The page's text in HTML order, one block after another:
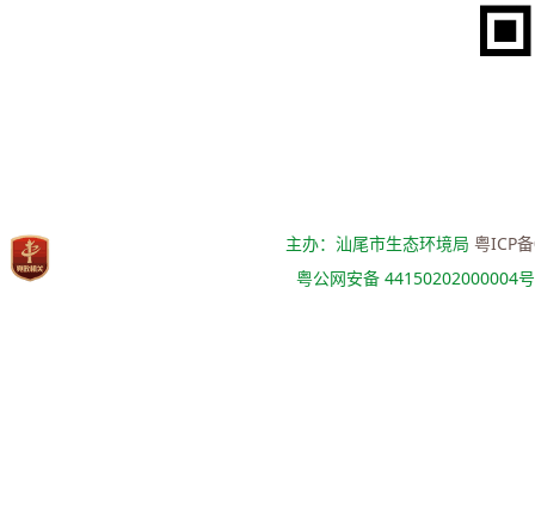
主办：汕尾市生态环境局粤ICP
粤公网安备 44150202000004号